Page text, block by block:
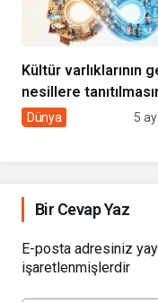
Kültür varlıklarının
nesillere
sivil toplumun rolü
Dünya 5
Bir Cevap Yaz
E-posta adresiniz
işaretlenmişlerdir